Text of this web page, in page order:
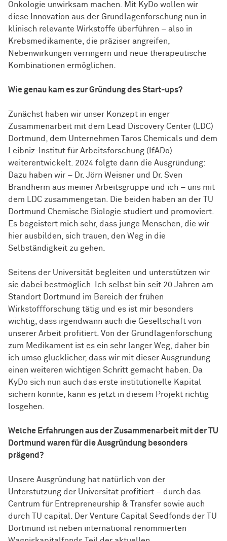
Onkologie unwirksam machen. Mit KyDo wollen wir
diese Innovation aus der Grundlagenforschung nun in
klinisch relevante Wirkstoffe überführen – also in
Krebsmedikamente, die präziser angreifen,
Nebenwirkungen verringern und neue therapeutische
Kombinationen ermöglichen.
Wie genau kam es zur Gründung des Start-ups?
Zunächst haben wir unser Konzept in enger
Zusammenarbeit mit dem Lead Discovery Center (LDC)
Dortmund, dem Unternehmen Taros Chemicals und dem
Leibniz-Institut für Arbeitsforschung (IfADo)
weiterentwickelt. 2024 folgte dann die Ausgründung:
Dazu haben wir – Dr. Jörn Weisner und Dr. Sven
Brandherm aus meiner Arbeitsgruppe und ich – uns mit
dem LDC zusammengetan. Die beiden haben an der TU
Dortmund Chemische Biologie studiert und promoviert.
Es begeistert mich sehr, dass junge Menschen, die wir
hier ausbilden, sich trauen, den Weg in die
Selbständigkeit zu gehen.
Seitens der Universität begleiten und unterstützen wir
sie dabei bestmöglich. Ich selbst bin seit 20 Jahren am
Standort Dortmund im Bereich der frühen
Wirkstoffforschung tätig und es ist mir besonders
wichtig, dass irgendwann auch die Gesellschaft von
unserer Arbeit profitiert. Von der Grundlagenforschung
zum Medikament ist es ein sehr langer Weg, daher bin
ich umso glücklicher, dass wir mit dieser Ausgründung
einen weiteren wichtigen Schritt gemacht haben. Da
KyDo sich nun auch das erste institutionelle Kapital
sichern konnte, kann es jetzt in diesem Projekt richtig
losgehen.
Welche Erfahrungen aus der Zusammenarbeit mit der TU
Dortmund waren für die Ausgründung besonders
prägend?
Unsere Ausgründung hat natürlich von der
Unterstützung der Universität profitiert – durch das
Centrum für Entrepreneurship & Transfer sowie auch
durch TU capital. Der Venture Capital Seedfonds der TU
Dortmund ist neben international renommierten